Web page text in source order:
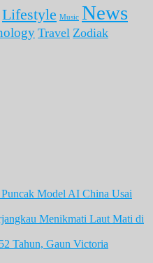
Lifestyle Music News
Travel Zodiak
Model AI China Usai
Menikmati Laut Mati di
Tahun, Gaun Victoria